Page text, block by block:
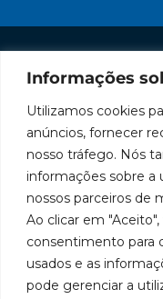
Informações
Utilizamos cookies
anúncios, fornecer
nosso tráfego. Nós
informações sobre a
nossos parceiros de
Ao clicar em
consentimento para
usados e as
pode gerenciar a
Marca
líder
em
de
para
Políticas
Privacidade
Políticas
de
Cookies
A Bozza
Seja um